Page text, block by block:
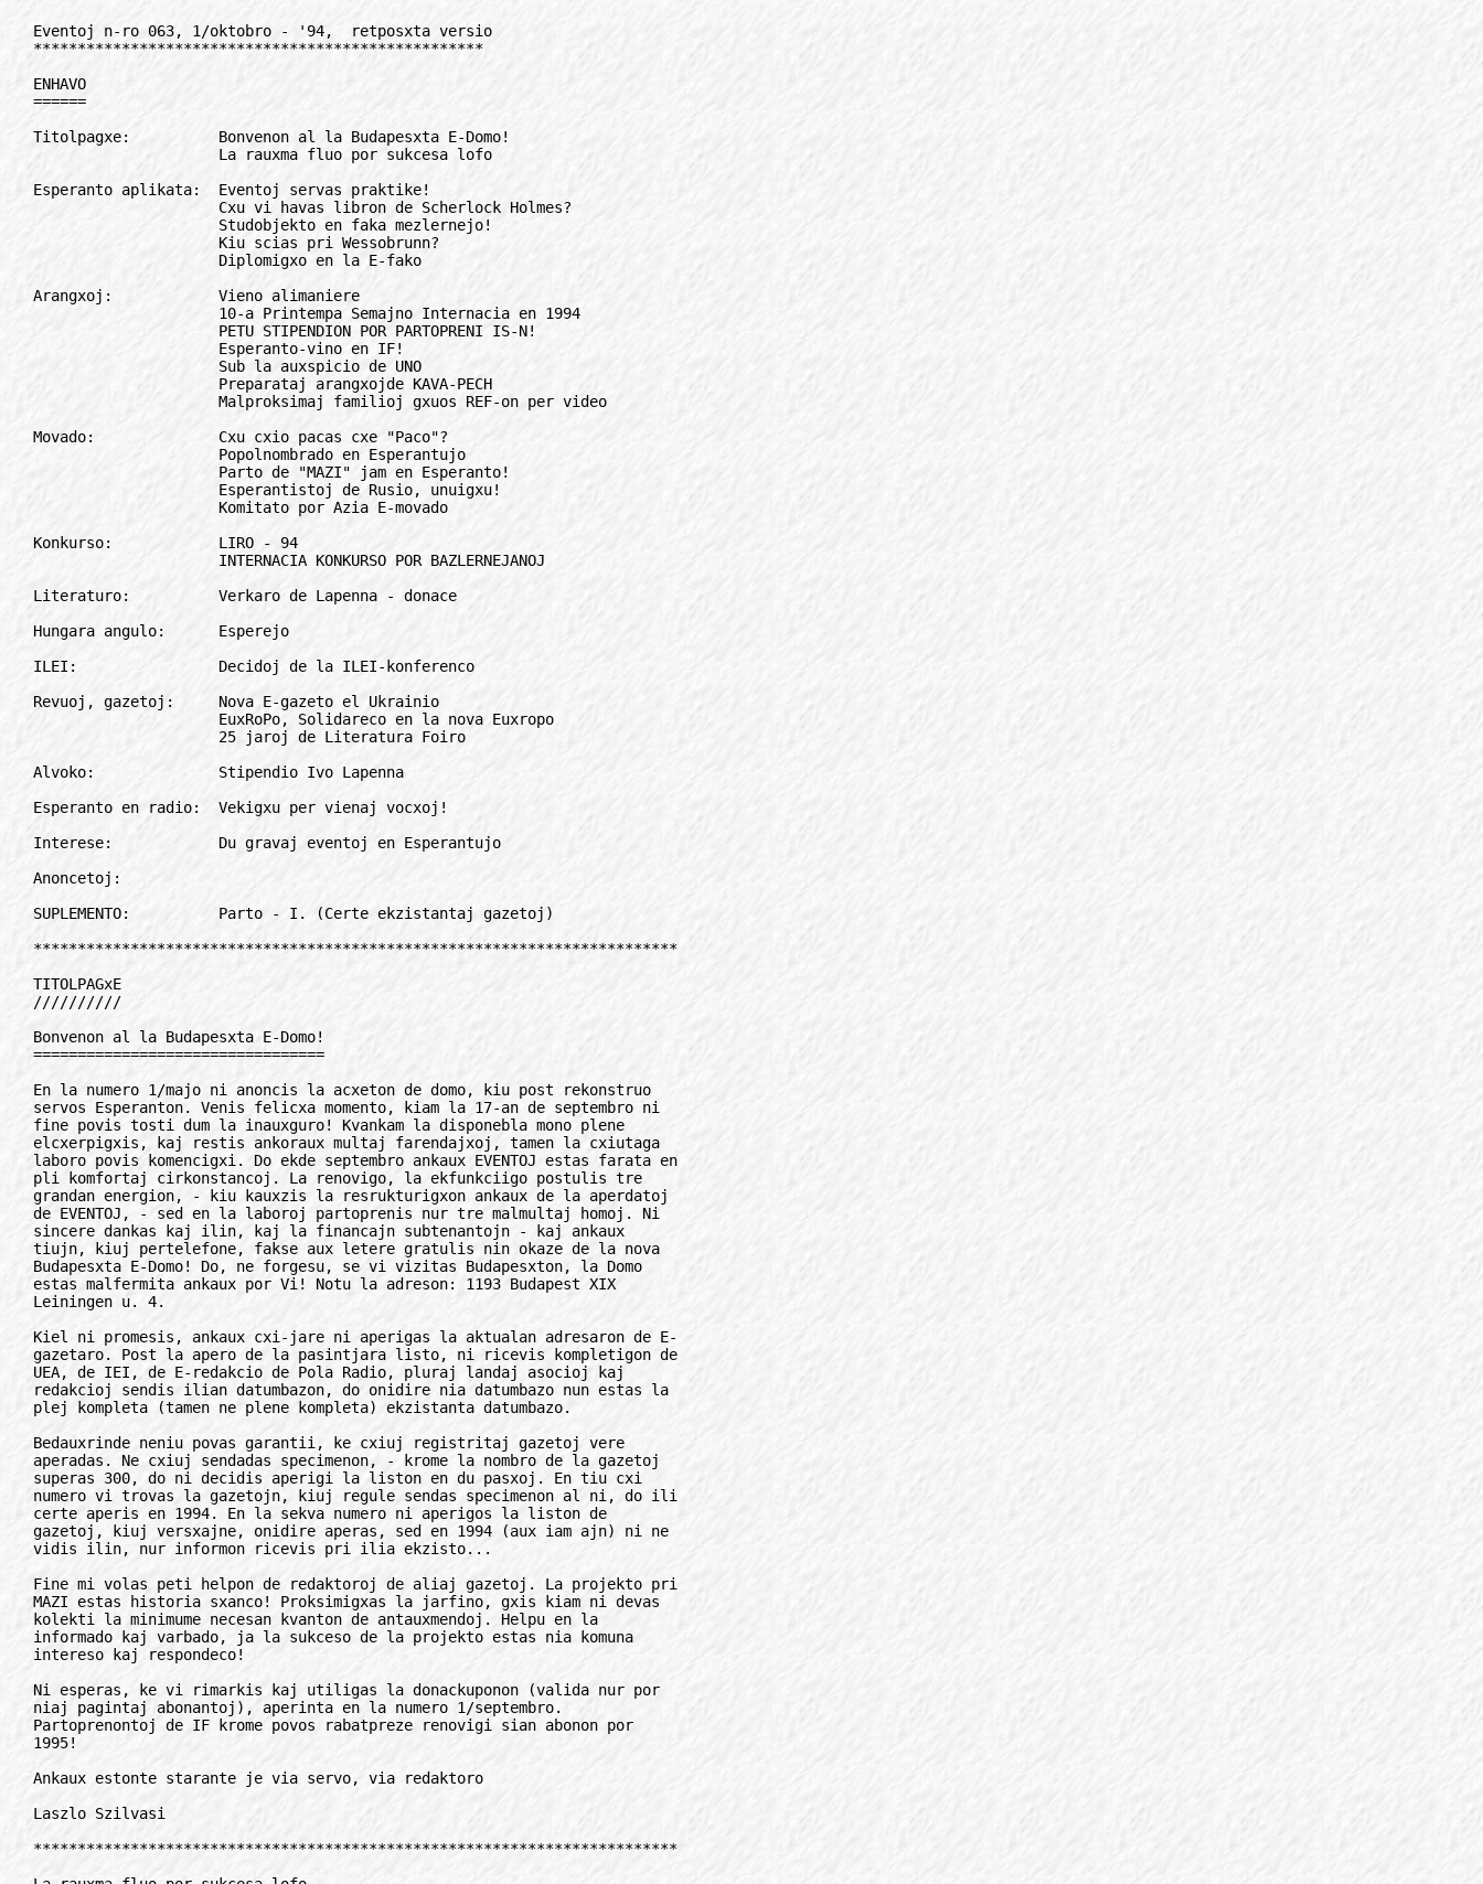
Eventoj n-ro 063, 1/oktobro - '94,  retposxta versio
***************************************************

ENHAVO
======

Titolpagxe:          Bonvenon al la Budapesxta E-Domo!
                     La rauxma fluo por sukcesa lofo

Esperanto aplikata:  Eventoj servas praktike!
                     Cxu vi havas libron de Scherlock Holmes?
                     Studobjekto en faka mezlernejo!
                     Kiu scias pri Wessobrunn?
                     Diplomigxo en la E-fako

Arangxoj:            Vieno alimaniere
                     10-a Printempa Semajno Internacia en 1994
                     PETU STIPENDION POR PARTOPRENI IS-N!
                     Esperanto-vino en IF!
                     Sub la auxspicio de UNO
                     Preparataj arangxojde KAVA-PECH
                     Malproksimaj familioj gxuos REF-on per video

Movado:              Cxu cxio pacas cxe "Paco"?
                     Popolnombrado en Esperantujo
                     Parto de "MAZI" jam en Esperanto!
                     Esperantistoj de Rusio, unuigxu!
                     Komitato por Azia E-movado

Konkurso:            LIRO - 94
                     INTERNACIA KONKURSO POR BAZLERNEJANOJ

Literaturo:          Verkaro de Lapenna - donace

Hungara angulo:      Esperejo

ILEI:                Decidoj de la ILEI-konferenco

Revuoj, gazetoj:     Nova E-gazeto el Ukrainio
                     EuxRoPo, Solidareco en la nova Euxropo
                     25 jaroj de Literatura Foiro

Alvoko:              Stipendio Ivo Lapenna

Esperanto en radio:  Vekigxu per vienaj vocxoj!

Interese:            Du gravaj eventoj en Esperantujo

Anoncetoj:

SUPLEMENTO:          Parto - I. (Certe ekzistantaj gazetoj)

*************************************************************************

TITOLPAGxE
//////////

Bonvenon al la Budapesxta E-Domo!
=================================

En la numero 1/majo ni anoncis la acxeton de domo, kiu post rekonstruo
servos Esperanton. Venis felicxa momento, kiam la 17-an de septembro ni
fine povis tosti dum la inauxguro! Kvankam la disponebla mono plene
elcxerpigxis, kaj restis ankoraux multaj farendajxoj, tamen la cxiutaga
laboro povis komencigxi. Do ekde septembro ankaux EVENTOJ estas farata en
pli komfortaj cirkonstancoj. La renovigo, la ekfunkciigo postulis tre
grandan energion, - kiu kauxzis la resrukturigxon ankaux de la aperdatoj
de EVENTOJ, - sed en la laboroj partoprenis nur tre malmultaj homoj. Ni
sincere dankas kaj ilin, kaj la financajn subtenantojn - kaj ankaux
tiujn, kiuj pertelefone, fakse aux letere gratulis nin okaze de la nova
Budapesxta E-Domo! Do, ne forgesu, se vi vizitas Budapesxton, la Domo
estas malfermita ankaux por Vi! Notu la adreson: 1193 Budapest XIX
Leiningen u. 4.

Kiel ni promesis, ankaux cxi-jare ni aperigas la aktualan adresaron de E-
gazetaro. Post la apero de la pasintjara listo, ni ricevis kompletigon de
UEA, de IEI, de E-redakcio de Pola Radio, pluraj landaj asocioj kaj
redakcioj sendis ilian datumbazon, do onidire nia datumbazo nun estas la
plej kompleta (tamen ne plene kompleta) ekzistanta datumbazo.

Bedauxrinde neniu povas garantii, ke cxiuj registritaj gazetoj vere
aperadas. Ne cxiuj sendadas specimenon, - krome la nombro de la gazetoj
superas 300, do ni decidis aperigi la liston en du pasxoj. En tiu cxi
numero vi trovas la gazetojn, kiuj regule sendas specimenon al ni, do ili
certe aperis en 1994. En la sekva numero ni aperigos la liston de
gazetoj, kiuj versxajne, onidire aperas, sed en 1994 (aux iam ajn) ni ne
vidis ilin, nur informon ricevis pri ilia ekzisto...

Fine mi volas peti helpon de redaktoroj de aliaj gazetoj. La projekto pri
MAZI estas historia sxanco! Proksimigxas la jarfino, gxis kiam ni devas
kolekti la minimume necesan kvanton de antauxmendoj. Helpu en la
informado kaj varbado, ja la sukceso de la projekto estas nia komuna
intereso kaj respondeco!

Ni esperas, ke vi rimarkis kaj utiligas la donackuponon (valida nur por
niaj pagintaj abonantoj), aperinta en la numero 1/septembro.
Partoprenontoj de IF krome povos rabatpreze renovigi sian abonon por
1995!

Ankaux estonte starante je via servo, via redaktoro

Laszlo Szilvasi

*************************************************************************

La rauxma fluo por sukcesa lofo
===============================

Fragmentoj de la respondo de G. Silfer al H. Tonkin, kies artikolo aperis
en "Esperanto USA", 3/1993 kaj estis parte represita en EVENTOJ
2/februaro-1994.

Kolego Humphrey Tonkin havas tre negativan opinion pri la situacio de
Esperanto en la nuna mondo. Specife pesimisma li sxajnas pri la stato de
pluraj landaj asocioj, kaj gxenerale de UEA, kiu (ekde 1947) estas
precipe la sumo de tiuj societoj.

Tonkin rajtas esti pesimisma: mi respektas lian vidpunkton, kiu cetere
atestas ke UEA (kaj gxiaj landaj asocioj) havas praktike nenian meriton
pri la progresoj de Esperanto dum la lastaj du jaroj.

Kaj estas efektive tiel. Lastatempe, la tradicia movadaro apenaux influas
tiun disvastigon de la lingvo, por kiu ili mem taksas sin esencaj.
Ekzemple, UEA havas neniun meriton pri la agnosko de Esperanto kiel
literatura lingvo per la akcepto de la Esperanta PEN en la grandan
familion de PEN-Klubo Internacia. Kaj UEA havas neniun meriton koncerne
la interesigxon de Umberto Eco pri interlingvistiko. Nek pri la aperigo
de la lasta romanfragmento de Verne. Nek pri la bela aludo en furora
kanzono de Francesco De Gregori. Nek pri la rezolucio de Unesko fine de
novembro en Parizo, por kiu alvokis la anoj de itala politika partio. Nek
pri la unuafoja uzo de nia lingvo fare de la katolika papo en Romo, okaze
de la paska beno "urbi el orbi".

Lauxmemore mi apudigis la diversajn eventojn, kiuj pruvas la jxusan
progreson de la bildo pri nia lingvo kaj gxia parolkomunumo en la mondo,
kaj eble mi forgesis ion. Cxiukaze ne kredu, ke mi deziras proklami
senutila la Asocion kiun Tonkin gvidis kompetente dum pluraj jaroj. Mi
tion ne asertis. Sed mi devas altiri la atenton al evidenta fakto: por
tiu asocio kaj gxiaj brancxoj ofte restas nur la sterila ambicio de
platona kunordigado apres coup, kiel oni diras en diplomatio.

Mi opinias, krome, ke kolego Tonkin misperceptas la iaman realon en
orienta Euxropo. Estas vere, ke tie nia parolkomunumo aspektis pli forta
ol en okcidento; sed tio realas jam de jarcento. La kvanta (kaj foje
ankaux kvalita, kiel en la intermilita Budapesxto) supereco de oriento
kompare kun okcidento, en Esperantio, havas historiajn radikojn, kaj gxi
periode travivis siajn obskurajn momentojn: la unuan fojon antaux 99
jaroj, efektive.

Estas vere ke la landaj kongresoj en orienta Euxropo (sed ne cxie: pensu
pri la malpermesoj kaj persekutoj en Albanio kaj Rumanio) aspektis amasa
fenomeno; sed cxu ili ne estus same amasaj en okcidento, se al cxiu
partoprenanto oni proponus senpagan (kaj ecx honorariitan) restadon? Ekde
kiam cxiu devas mem pagi sian vojagxon, sian tranoktadon, siajn mangxojn
kaj ecx aldoni kongreskotizon, la nombroj auxtomate disfalas.

Estas ankaux vere ke en orienta Euxropo la iamaj regximoj konstante
subvenci(et)is la E-organizojn; sed el tiu modesta rivereto trinkis cxiam
la samaj busxoj...

Kaj finfine, la interesaj frangxoj de la orienteuxropa Esperantio
trovigxis ofte ekster la UEA-sistemo: mi aludas al la rondoj cxirkaux
Pola Studenta Esperanto-Komitato kaj ELTE-universitato, ekzemple. <...>

Male ol kolego Tonkin, mi opinias ke 1989 alportis multon pozitivan por
nia lingvo kaj gxia parolkomunumo. Kune kun la muro en Berlino falis
multaj baroj kaj antauxjugxoj. Unu el ili (cxu vera cxu falsa) estis la
rilatigo de nia lingvo al la orienteuxropaj regximoj, kaj pli gxenerale
al komunismo. Do, vere aux false, ankaux en influaj rondoj okcidentaj
ekzistis ia pli-malpli latenta asimiligxo de Esperanto al komunismo. La
ruino de komunismo forigis grandparte cxi tiun antauxjugxon kaj malfermis
novajnj spacojn. <...>

Inter la multaj punktoj kiuj distancigas min de kolego Tonkin trovigxas
lia malsuficxa (por ne diri: nenioma) percepto pri la ekologia dimensio.
Nu, same kiel Gertrud Fussenegger, mi opinias ke, kiel esencan parton de
la naturo, la homo poluadas ankaux sin mem. Konsciigxo pri la detruo de
la cxirkauxa mondo kaj pri neceso de mediprotektado kondukas ankaux al la
sxirmo de la psikaj kapabloj de la homo. La pozitiva konkludo estas, ke
la homo sukcesas ankoraux pensi - nenio pli esperiga ol tio.

En tiu cxi esperiga sulko kuras ankaux la rauxma fluo, la sola kiun mi
vidas kapabla lofi tra la eventoj. Tonkin skribis: "tiu rauxmismo, kiu
baze asertis, ke estas pli grave profundigi nin en la scio kaj utiligo
kaj gxuo de Esperanto ol konvinki aliajn aligxi, havas certan agrablan
allogon. (...) estas ja facile simple deklari, ke ni kasxos nian
esperantistecon, ke ni evitos mokojn evitante iliajn kauxzojn." Mi estas
tre perpleksa, cxar "tiun rauxmismon" mi neniam renkontis. Cxi estas en
neniu fundamenta teksto, kiel Manifesto de Rauxmo aux la Konkludoj de
Segedo. Gxi situas en neniu el miaj artikoloj, nek en la eseoj de Jerzy
Leyk, nek en tiuj de Sandor Revesz. Neniam mi auxdis rauxmismon diri, ke
oni devas kasxi sian esperantistecon: pri gxi ni publike fieras!

Evidente kolego Tonkin nomas rauxmismo ion, kio ne estas rauxmismo. <...>

Kiel ajn, kolego Tonkin rajtas erari. Li rajtas kredi, ke la krizo de la
UEA-sistemo en orienta Euxropo (kaj cxu en okcidenta?) signifas la krizon
de la tuta Esperantio, kun kiu evidente li koincidigas la UEA-sistemon,
neglektante aux ecx ignorante gravajn facetojn de Esperanto mem. Li
rajtas ne rimarki ke antisemitismo ektrovis loketon gxuste en tiu parto
de Esperantio, kiu plej proksimas al UEA-sistemo. Li rajtas ne konscii
pri la evoluo de la Esperanto-fenomeno, el la modelo de premgrupo por
altrudi filantropajxojn al la mondo gxis aktive motivita diaspora
lingvominoritato.

Kaj li rajtas subite trafi ideon, kaj ne rimarki ke temas pri rauxmismo:
se Esperanto povas paralele ludi la rolon de filozofia, neuxtrala lingvo,
en kiu la profundaj demandoj de la hom